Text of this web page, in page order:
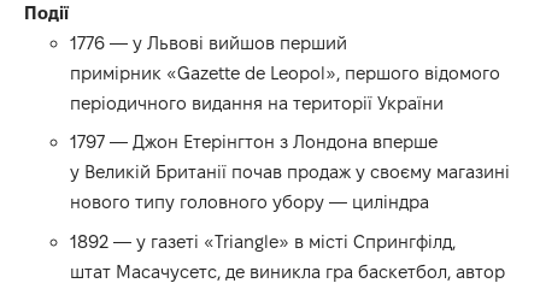
Події
1776 — у Львові вийшов перший
примірник «Gazette de Leopol», першого відомого
періодичного видання на території України
1797 — Джон Етерінгтон з Лондона вперше
у Великій Британії почав продаж у своєму магазині
нового типу головного убору — циліндра
1892 — у газеті «Triangle» в місті Спрингфілд,
штат Масачусетс, де виникла гра баскетбол, автор